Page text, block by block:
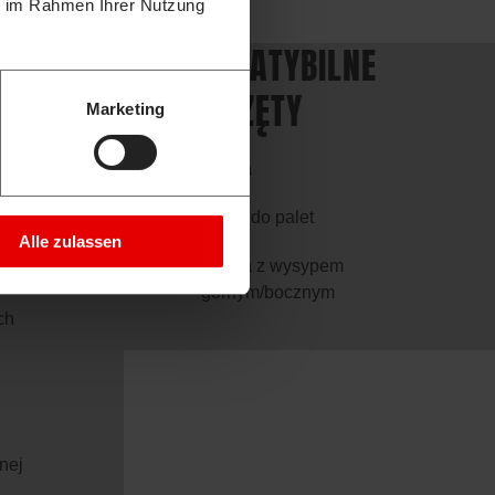
Rahmen Ihrer Nutzung
Marketing
Alle zulassen
i
KOMPATYBILNE
OSPRZĘTY
Szufla
Widły do palet
Szufla z wysypem
górnym/bocznym